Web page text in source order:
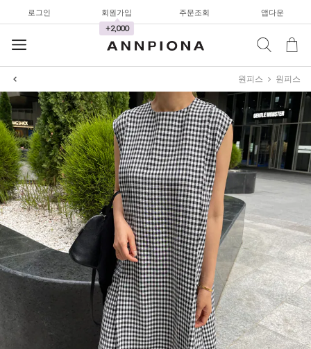
로그인
회원가입
+2,000
주문조회 앱다운
셔츠&블라우스
가디건/니트
와이드팬츠
한정세일
셔츠&블라우스
가디건/니트
와이드팬츠
한정세일
셔츠&블라우스
원피스 원피스